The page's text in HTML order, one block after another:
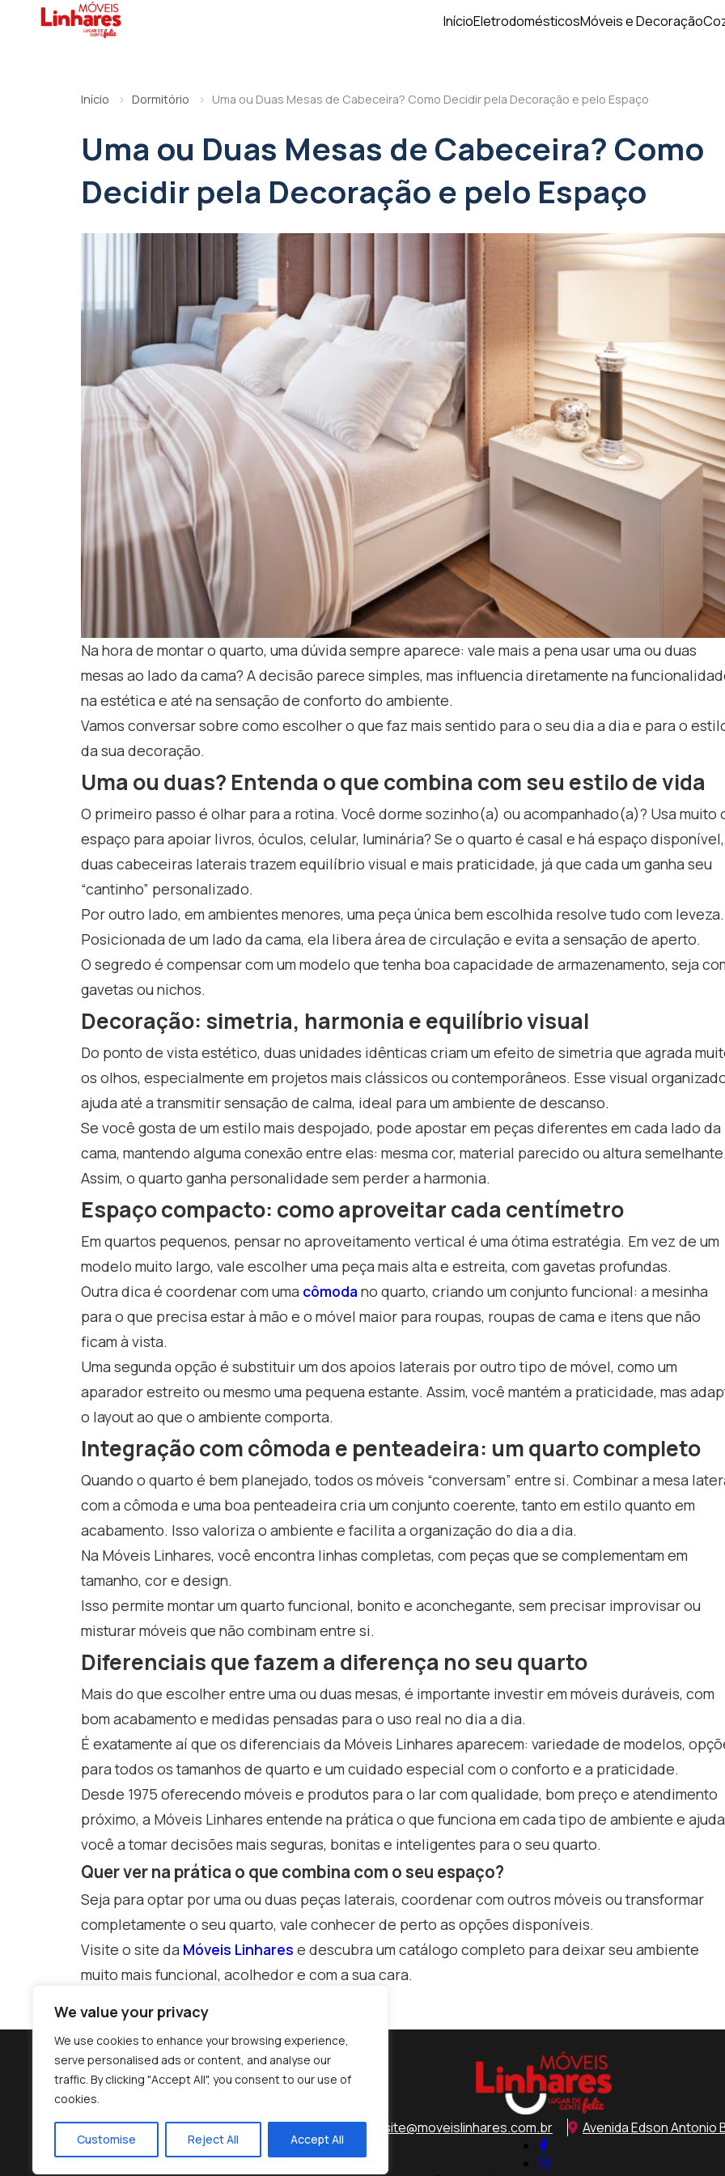
We value your privacy
We use cookies to enhance your browsing experience,
serve personalised ads or content, and analyse our
traffic. By clicking "Accept All", you consent to our use of
cookies.
Customise Reject All Accept All
InícioEletrodomésticosMóveis e Decoração
Início Dormitório Uma ou Duas Mesas de Cabeceira? Como Decidir pela Decoração e pelo Espaço
Uma ou Duas Mesas de Cabeceira? Como
Decidir pela Decoração e pelo Espaço
Na hora de montar o quarto, uma dúvida sempre aparece: vale mais a pena usar uma ou duas
mesas ao lado da cama? A decisão parece simples, mas influencia diretamente na
na estética e até na sensação de conforto do ambiente.
Vamos conversar sobre como escolher o que faz mais sentido para o seu dia a dia e para o
da sua decoração.
Uma ou duas? Entenda o que combina com seu estilo de vida
O primeiro passo é olhar para a rotina. Você dorme sozinho(a) ou acompanhado(a)? Usa muito
espaço para apoiar livros, óculos, celular, luminária? Se o quarto é casal e há espaço disponível,
duas cabeceiras laterais trazem equilíbrio visual e mais praticidade, já que cada um ganha seu
“cantinho” personalizado.
Por outro lado, em ambientes menores, uma peça única bem escolhida resolve tudo com leveza.
Posicionada de um lado da cama, ela libera área de circulação e evita a sensação de aperto.
O segredo é compensar com um modelo que tenha boa capacidade de armazenamento, seja
gavetas ou nichos.
Decoração: simetria, harmonia e equilíbrio visual
Do ponto de vista estético, duas unidades idênticas criam um efeito de simetria que agrada
os olhos, especialmente em projetos mais clássicos ou contemporâneos. Esse visual
ajuda até a transmitir sensação de calma, ideal para um ambiente de descanso.
Se você gosta de um estilo mais despojado, pode apostar em peças diferentes em cada lado da
cama, mantendo alguma conexão entre elas: mesma cor, material parecido ou altura
Assim, o quarto ganha personalidade sem perder a harmonia.
Espaço compacto: como aproveitar cada centímetro
Em quartos pequenos, pensar no aproveitamento vertical é uma ótima estratégia. Em vez de um
modelo muito largo, vale escolher uma peça mais alta e estreita, com gavetas profundas.
Outra dica é coordenar com uma cômoda no quarto, criando um conjunto funcional: a mesinha
para o que precisa estar à mão e o móvel maior para roupas, roupas de cama e itens que não
ficam à vista.
Uma segunda opção é substituir um dos apoios laterais por outro tipo de móvel, como um
aparador estreito ou mesmo uma pequena estante. Assim, você mantém a praticidade, mas
o layout ao que o ambiente comporta.
Integração com cômoda e penteadeira: um quarto completo
Quando o quarto é bem planejado, todos os móveis “conversam” entre si. Combinar a mesa
com a cômoda e uma boa penteadeira cria um conjunto coerente, tanto em estilo quanto em
acabamento. Isso valoriza o ambiente e facilita a organização do dia a dia.
Na Móveis Linhares, você encontra linhas completas, com peças que se complementam em
tamanho, cor e design.
Isso permite montar um quarto funcional, bonito e aconchegante, sem precisar improvisar ou
misturar móveis que não combinam entre si.
Diferenciais que fazem a diferença no seu quarto
Mais do que escolher entre uma ou duas mesas, é importante investir em móveis duráveis, com
bom acabamento e medidas pensadas para o uso real no dia a dia.
É exatamente aí que os diferenciais da Móveis Linhares aparecem: variedade de modelos,
para todos os tamanhos de quarto e um cuidado especial com o conforto e a praticidade.
Desde 1975 oferecendo móveis e produtos para o lar com qualidade, bom preço e atendimento
próximo, a Móveis Linhares entende na prática o que funciona em cada tipo de ambiente e ajuda
você a tomar decisões mais seguras, bonitas e inteligentes para o seu quarto.
Quer ver na prática o que combina com o seu espaço?
Seja para optar por uma ou duas peças laterais, coordenar com outros móveis ou transformar
completamente o seu quarto, vale conhecer de perto as opções disponíveis.
Visite o site da Móveis Linhares e descubra um catálogo completo para deixar seu ambiente
muito mais funcional, acolhedor e com a sua cara.
(27) 3372-5254 atendimentosite@moveislinhares.com.br Avenida Edson Antonio